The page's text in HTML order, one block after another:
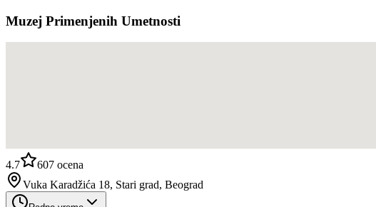
Muzej Primenjenih Umetnosti
4.7 607 ocena
Vuka Karadžića 18, Stari grad, Beograd